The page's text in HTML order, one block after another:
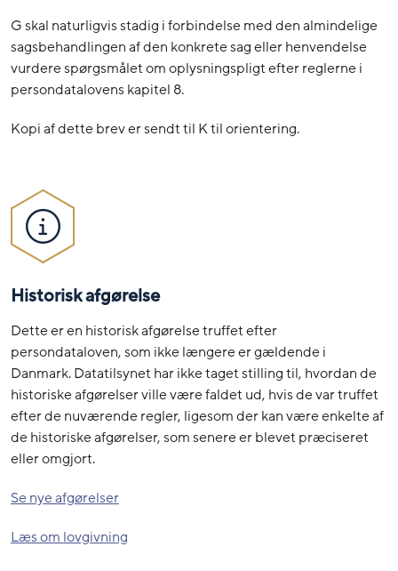
G skal naturligvis stadig i forbindelse med den almindelige
sagsbehandlingen af den konkrete sag eller henvendelse
vurdere spørgsmålet om oplysningspligt efter reglerne i
persondatalovens kapitel 8.
Kopi af dette brev er sendt til K til orientering.
Historisk afgørelse
Dette er en historisk afgørelse truffet efter
persondataloven, som ikke længere er gældende i
Danmark. Datatilsynet har ikke taget stilling til, hvordan de
historiske afgørelser ville være faldet ud, hvis de var truffet
efter de nuværende regler, ligesom der kan være enkelte af
de historiske afgørelser, som senere er blevet præciseret
eller omgjort.
Se nye afgørelser
Læs om lovgivning